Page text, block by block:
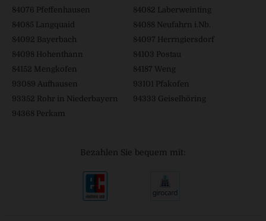
84076 Pfeffenhausen
84082 Laberweinting
84085 Langquaid
84088 Neufahrn i.Nb.
84092 Bayerbach
84097 Herrngiersdorf
84098 Hohenthann
84103 Postau
84152 Mengkofen
84187 Weng
93089 Aufhausen
93101 Pfakofen
93352 Rohr in Niederbayern
94333 Geiselhöring
94368 Perkam
Bezahlen Sie bequem mit: